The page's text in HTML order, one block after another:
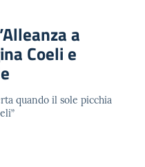
a
Coeli e
quando il sole picchia